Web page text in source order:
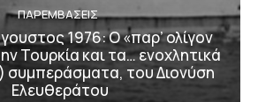
ΠΑΡΕΜΒΑΣΕΙΣ
1976: Ο «παρ’ ολίγον
Τουρκία και τα… ενοχλητικά
συμπεράσματα, του Διονύση
Ελευθεράτου